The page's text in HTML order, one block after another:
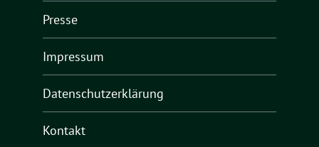
Presse
Impressum
Datenschutzerklärung
Kontakt